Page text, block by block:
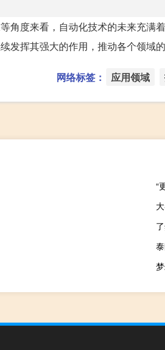
角度来看，自动化技术的未来充满
发挥其强大的作用，推动各个领域的
网络标签： 应用领域
“